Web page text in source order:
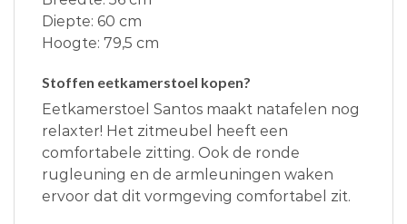
Diepte: 60 cm
Hoogte: 79,5 cm
Stoffen eetkamerstoel kopen?
Eetkamerstoel Santos maakt natafelen nog
relaxter! Het zitmeubel heeft een
comfortabele zitting. Ook de ronde
rugleuning en de armleuningen waken
ervoor dat dit vormgeving comfortabel zit.